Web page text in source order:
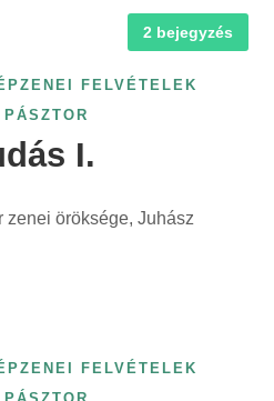
2 bejegyzés
FELVÉTELEK
I.
zenei öröksége, Juhász
FELVÉTELEK